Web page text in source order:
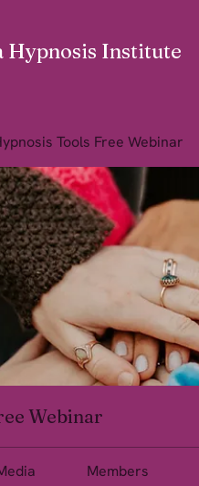
Hypnosis Institute
Tools Free Webinar
Webinar
Members